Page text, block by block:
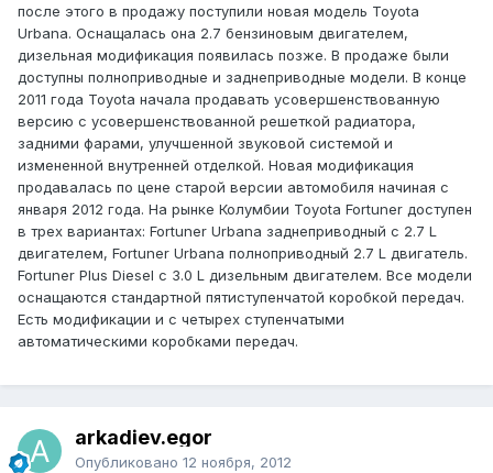
после этого в продажу поступили новая модель Toyota
Urbana. Оснащалась она 2.7 бензиновым двигателем,
дизельная модификация появилась позже. В продаже были
доступны полноприводные и заднеприводные модели. В конце
2011 года Toyota начала продавать усовершенствованную
версию с усовершенствованной решеткой радиатора,
задними фарами, улучшенной звуковой системой и
измененной внутренней отделкой. Новая модификация
продавалась по цене старой версии автомобиля начиная с
января 2012 года. На рынке Колумбии Toyota Fortuner доступен
в трех вариантах: Fortuner Urbana заднеприводный c 2.7 L
двигателем, Fortuner Urbana полноприводный 2.7 L двигатель.
Fortuner Plus Diesel с 3.0 L дизельным двигателем. Все модели
оснащаются стандартной пятиступенчатой коробкой передач.
Есть модификации и с четырех ступенчатыми
автоматическими коробками передач.
arkadiev.egor
Опубликовано 12 ноября, 2012